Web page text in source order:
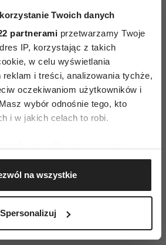
Twoich danych
partnerami przetwarzamy Twoje
IP, korzystając z takich
w celu wyświetlania
i treści, analizowania tychże,
oczekiwaniom użytkowników i
wybór odnośnie tego, kto
i w jakich celach to robi.
dotyczące Twojej lokalizacji
nawet do kilku metrów
Twoje urządzenie, aktywnie
wirtualny odcisk palca)
na wszystkie
Spersonalizuj